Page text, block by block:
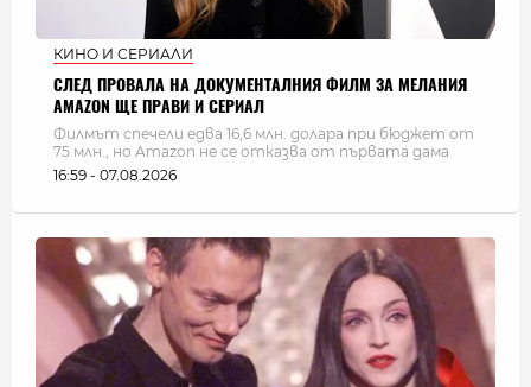
КИНО И СЕРИАЛИ
СЛЕД ПРОВАЛА НА ДОКУМЕНТАЛНИЯ ФИЛМ ЗА МЕЛАНИЯ
AMAZON ЩЕ ПРАВИ И СЕРИАЛ
Филмът спечели едва 16,6 млн. долара при бюджет от
75 млн., но Amazon не се отказва от първата дама
16:59 - 07.08.2026